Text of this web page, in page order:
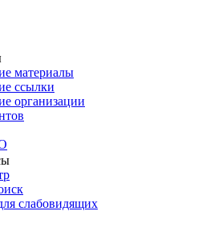
материалы
ссылки
организации
слабовидящих